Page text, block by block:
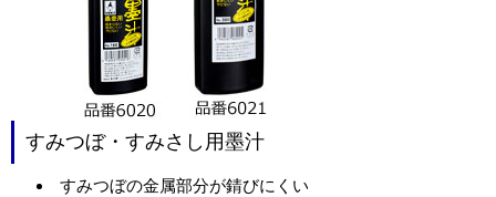
すみつぼ・すみさし用墨汁
すみつぼの金属部分が錆びにくい